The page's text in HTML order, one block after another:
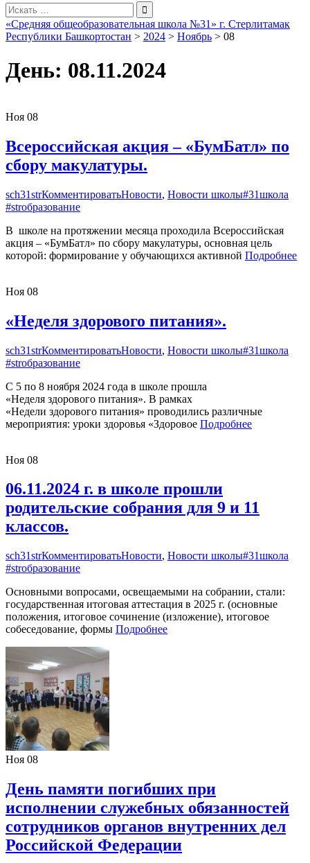
Поиск
для:
«Средняя общеобразовательная школа №31» г. Стерлитамак
Республики Башкортостан > 2024 > Ноябрь > 08
День: 08.11.2024
Ноя 08
Всероссийская акция – «БумБатл» по
сбору макулатуры.
sch31strКомментироватьНовости, Новости школы#31школа
#strобразование
В школе на протяжении месяца проходила Всероссийская
акция – «БумБатл» по сбору макулатуры, основная цель
которой: формирование у обучающихся активной Подробнее
Ноя 08
«Неделя здорового питания».
sch31strКомментироватьНовости, Новости школы#31школа
#strобразование
С 5 по 8 ноября 2024 года в школе прошла
«Неделя здорового питания». В рамках
«Недели здорового питания» проводились различные
мероприятия: уроки здоровья «Здоровое Подробнее
Ноя 08
06.11.2024 г. в школе прошли
родительские собрания для 9 и 11
классов.
sch31strКомментироватьНовости, Новости школы#31школа
#strобразование
Основными вопросами, освещаемыми на собрании, стали:
государственная итоговая аттестация в 2025 г. (основные
положения, итоговое сочинение (изложение), итоговое
собеседование, формы Подробнее
Ноя 08
День памяти погибших при
исполнении служебных обязанностей
сотрудников органов внутренних дел
Российской Федерации